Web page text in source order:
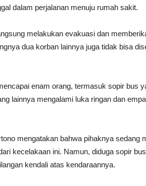
dalam perjalanan menuju rumah sakit.
melakukan evakuasi dan
dua korban lainnya juga tidak bisa
enam orang, termasuk sopir bus
lainnya mengalami luka ringan dan
mengatakan bahwa pihaknya sedang
kecelakaan ini. Namun, diduga sopir
kendali atas kendaraannya.